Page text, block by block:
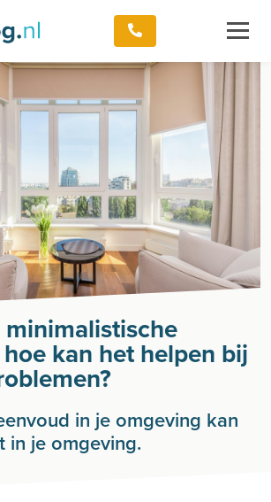
minimalistische
kan het helpen bij
in je omgeving kan
in je omgeving.